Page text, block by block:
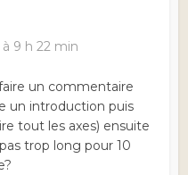
9 h 22 min
un commentaire
un introduction puis
tout les axes) ensuite
trop long pour 10